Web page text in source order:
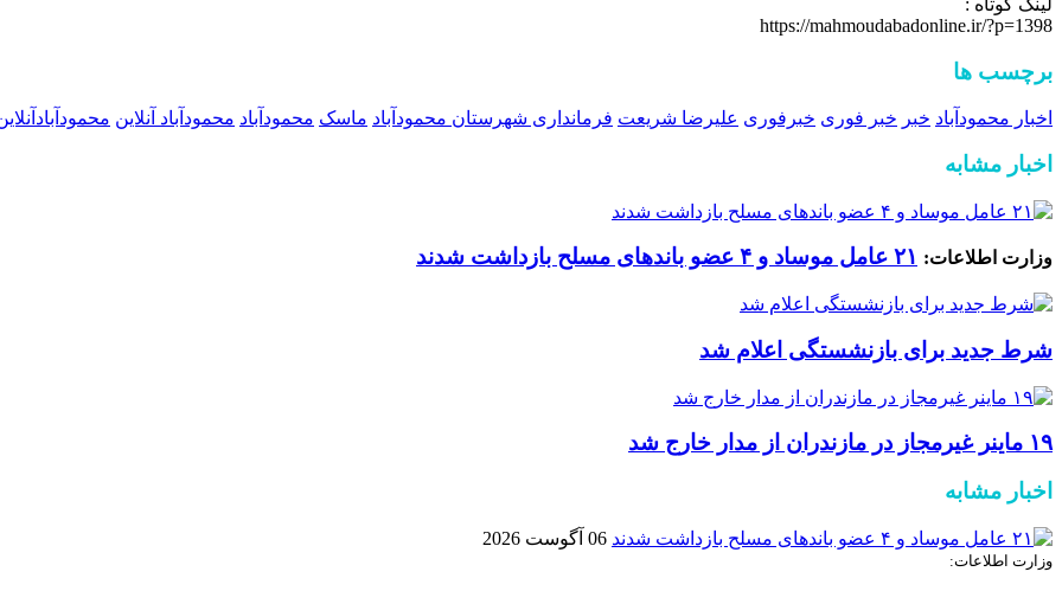
https://mahmoudabadonline.ir/?p=1398
برچسب ها
اخبار محمودآباد خبر خبر فوری خبرفوری علیرضا شریعت فرمانداری شهرستان محمودآباد ماسک محمودآباد محمودآباد آنلاین
اخبار مشابه
وزارت اطلاعات: ۲۱ عامل موساد و ۴ عضو باند‌های مسلح بازداشت شدند
شرط جدید برای بازنشستگی اعلام شد
۱۹ ماینر غیرمجاز در مازندران از مدار خارج شد
اخبار مشابه
06 آگوست 2026
وزارت اطلاعات: